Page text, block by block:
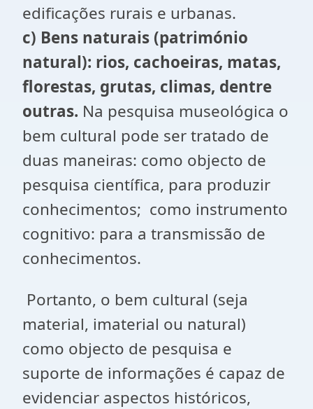
edificações rurais e urbanas.
c) Bens naturais (património
natural): rios, cachoeiras, matas,
florestas, grutas, climas, dentre
outras. Na pesquisa museológica o
bem cultural pode ser tratado de
duas maneiras: como objecto de
pesquisa científica, para produzir
conhecimentos; como instrumento
cognitivo: para a transmissão de
conhecimentos.
Portanto, o bem cultural (seja
material, imaterial ou natural)
como objecto de pesquisa e
suporte de informações é capaz de
evidenciar aspectos históricos,